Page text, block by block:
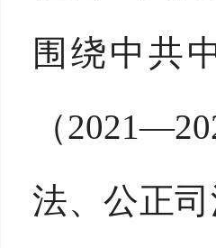
围绕中共
（
法、公正